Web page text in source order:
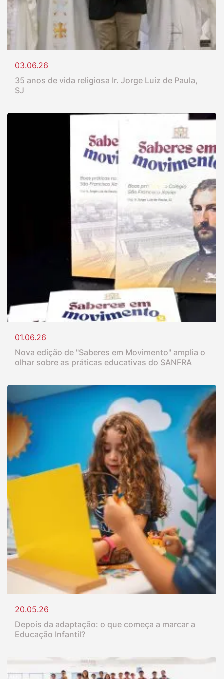
03.06.26
35 anos de vida religiosa Ir. Jorge Luiz de Paula,
SJ
01.06.26
Nova edição de "Saberes em Movimento" amplia o
olhar sobre as práticas educativas do SANFRA
20.05.26
Depois da adaptação: o que começa a marcar a
Educação Infantil?